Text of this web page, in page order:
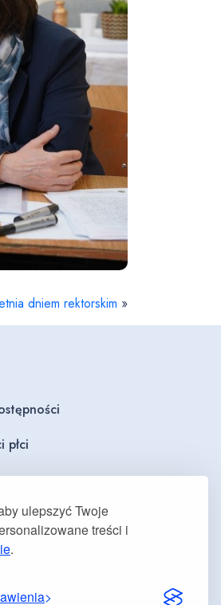
ulepszyć Twoje
treści i
.
dniem rektorskim »
płci